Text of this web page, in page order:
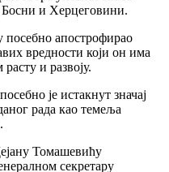
и Херцеговини.
посебно апострофирао
вредности који он има
и развоју.
је истакнут значај
рада као темеља
Томашевићу
секретару